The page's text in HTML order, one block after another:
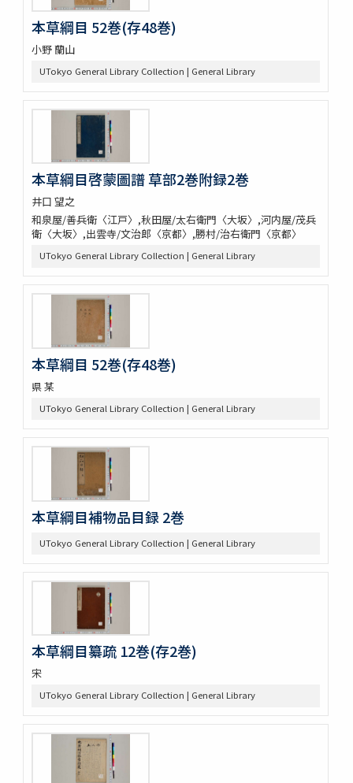
本草綱目 52巻(存48巻)
小野 蘭山
UTokyo General Library Collection | General Library
本草綱目啓蒙圖譜 草部2巻附録2巻
井口 望之
和泉屋/善兵衛〈江戸〉,秋田屋/太右衛門〈大坂〉,河内屋/茂兵
衛〈大坂〉,出雲寺/文治郎〈京都〉,勝村/治右衛門〈京都〉
UTokyo General Library Collection | General Library
本草綱目 52巻(存48巻)
県 某
UTokyo General Library Collection | General Library
本草綱目補物品目録 2巻
UTokyo General Library Collection | General Library
本草綱目纂疏 12巻(存2巻)
宋
UTokyo General Library Collection | General Library